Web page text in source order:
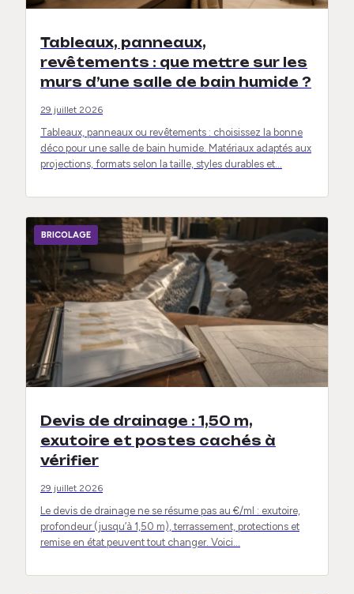
Tableaux, panneaux,
revêtements : que mettre sur les
murs d’une salle de bain humide ?
29 juillet 2026
Tableaux, panneaux ou revêtements : choisissez la bonne
déco pour une salle de bain humide. Matériaux adaptés aux
projections, formats selon la taille, styles durables et…
BRICOLAGE
Devis de drainage : 1,50 m,
exutoire et postes cachés à
vérifier
29 juillet 2026
Le devis de drainage ne se résume pas au €/ml : exutoire,
profondeur (jusqu’à 1,50 m), terrassement, protections et
remise en état peuvent tout changer. Voici…